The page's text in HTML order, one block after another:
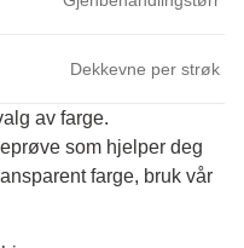
Dekkevne per strøk
av farge.
som hjelper deg
farge, bruk vår